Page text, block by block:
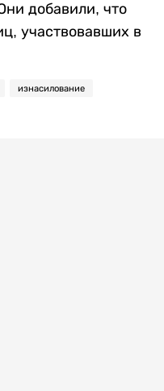
добавили, что
участвовавших в
изнасилование